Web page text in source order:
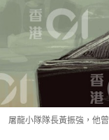
屠龍小隊隊長黃振強，他